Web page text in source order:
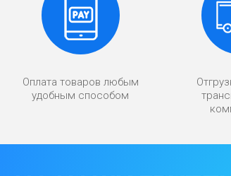
Оплата товаров любым
удобным способом